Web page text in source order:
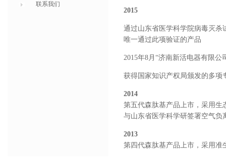
联系我们
2015
通过山东省医学科学院病毒灭杀
唯一通过此项验证的产品
2015年8月“济南新活电器有限公
获得国家知识产权局颁发的多项
2014
第五代森肽基产品上市，采用生
与山东省医学科学研签署空气负
2013
第四代森肽基产品上市，采用准